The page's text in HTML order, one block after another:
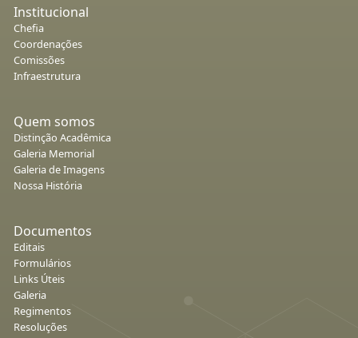
Institucional
Chefia
Coordenações
Comissões
Infraestrutura
Quem somos
Distinção Acadêmica
Galeria Memorial
Galeria de Imagens
Nossa História
Documentos
Editais
Formulários
Links Úteis
Galeria
Regimentos
Resoluções